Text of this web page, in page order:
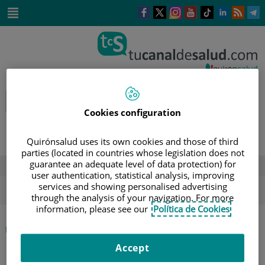
Este
enlace
se
ventana
nueva.
Este
enlace
se
una
ventana
nueva.
Este
enlace
se
una
ventana
nueva.
Este
enlace
se
una
ventana
nueva.
Enlace
una
Enlace
una
DESTACADOS
ola de calor verano sol
INICIO
JULIÁN CREMALLET ELIPE
Cookies configuration
Quirónsalud uses its own cookies and those of third
parties (located in countries whose legislation does not
guarantee an adequate level of data protection) for
user authentication, statistical analysis, improving
services and showing personalised advertising
through the analysis of your navigation. For more
information, please see our Política de Cookies
Accept